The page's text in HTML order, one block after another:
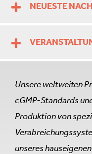
NEUESTE
Unsere weltweiten
cGMP-Standards
Produktion von
unseres